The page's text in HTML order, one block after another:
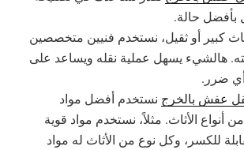
بأفضل حالة.
كبير أو ثقيل، نستخدم فنيين متخصصين
هالشيء يسهل عملية نقله ويساعد على
أي ضرر.
عفش بالخرج نستخدم أفضل مواد
أنواع الأثاث. مثلاً، نستخدم مواد قوية
للكسر، وكل نوع من الأثاث له مواد